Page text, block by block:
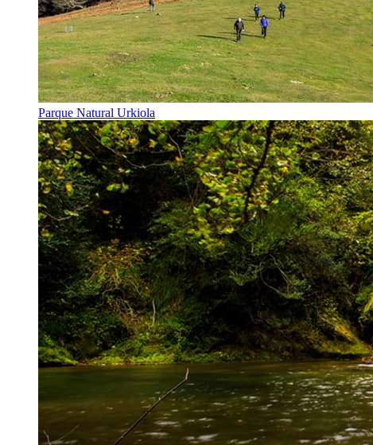
Parque Natural Urkiola